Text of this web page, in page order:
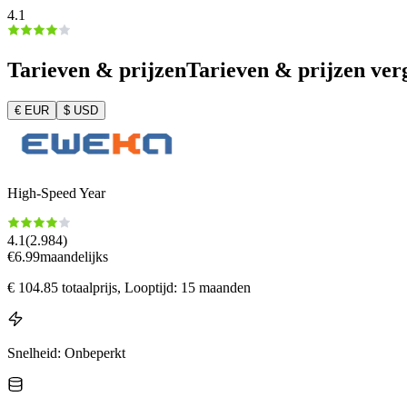
4.1
Tarieven & prijzenTarieven & prijzen
€ EUR $ USD
High-Speed Year
4.1(2.984)
€6.99maandelijks
€ 104.85 totaalprijs, Looptijd: 15 maanden
Snelheid: Onbeperkt